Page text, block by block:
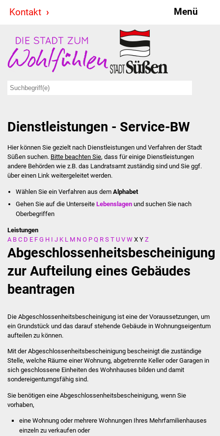
Kontakt Menü
Stadt & Politik
Bürgermeister
Ausschüsse
Ratsinformationssystem
Jugendbeirat
Summerrockfestival
Stadtverwaltung
Ansprechpartner
Veröffentlichungen
Wahlen
Dienstleistungen - Service-BW
Hier können Sie gezielt nach Dienstleistungen und Verfahren der Stadt
Süßen suchen. Bitte beachten Sie, dass für einige Dienstleistungen
andere Behörden wie z.B. das Landratsamt zuständig sind und Sie ggf.
über einen Link weitergeleitet werden.
Wählen Sie ein Verfahren aus dem Alphabet
Gehen Sie auf die UnterseiteLebenslagen und suchen Sie nach
Oberbegriffen
Leistungen
A B C D E F G H I J K L M N O P Q R S T U V W X Y Z
Abgeschlossenheitsbescheinigung
zur Aufteilung eines Gebäudes
beantragen
Die Abgeschlossenheitsbescheinigung ist eine der Voraussetzungen, um
ein Grundstück und das darauf stehende Gebäude in Wohnungseigentum
aufteilen zu können.
Mit der Abgeschlossenheitsbescheinigung bescheinigt die zuständige
Stelle, welche Räume einer Wohnung, abgetrennte Keller oder Garagen in
sich geschlossene Einheiten des Wohnhauses bilden und damit
sondereigentumgsfähig sind.
Sie benötigen eine Abgeschlossenheitsbescheinigung, wenn Sie
vorhaben,
eine Wohnung oder mehrere Wohnungen Ihres Mehrfamilienhauses
einzeln zu verkaufen oder